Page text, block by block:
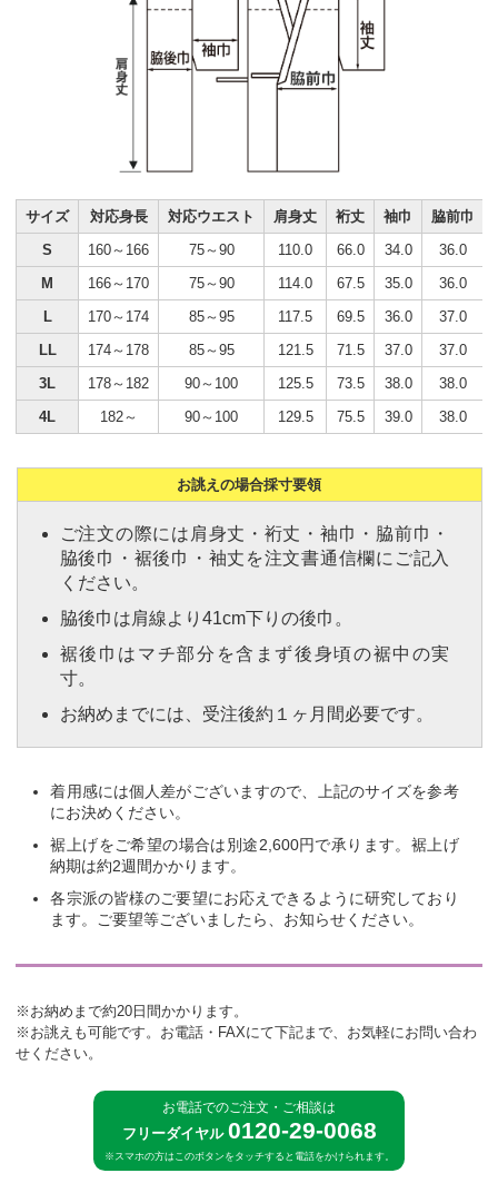
サイズ 対応身長 対応ウエスト 肩身丈 裄丈 袖巾 脇前巾
S
160～166 75～90 110.0 66.0 34.0
36.0
M
166～170 75～90 114.0 67.5 35.0
36.0
L
170～174 85～95 117.5 69.5 36.0
37.0
LL
174～178 85～95 121.5 71.5 37.0
37.0
3L
178～182 90～100 125.5 73.5 38.0
38.0
4L
182～ 90～100 129.5 75.5 39.0 38.0
お誂えの場合採寸要領
ご注文の際には肩身丈・裄丈・袖巾・脇前巾・
脇後巾・裾後巾・袖丈を注文書通信欄にご記入
ください。
脇後巾は肩線より41cm下りの後巾。
裾後巾はマチ部分を含まず後身頃の裾中の実
寸。
お納めまでには、受注後約１ヶ月間必要です。
着用感には個人差がございますので、上記のサイズを参考
にお決めください。
裾上げをご希望の場合は別途2,600円で承ります。裾上げ
納期は約2週間かかります。
各宗派の皆様のご要望にお応えできるように研究しており
ます。ご要望等ございましたら、お知らせください。
※お納めまで約20日間かかります。
※お誂えも可能です。お電話・FAXにて下記まで、お気軽にお問い合わ
せください。
お電話でのご注文・ご相談は
フリーダイヤル 0120-29-0068
※スマホの方はこのボタンをタッチすると電話をかけられます。